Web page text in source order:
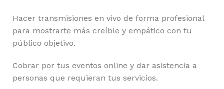
Hacer transmisiones en vivo de forma profesional
para mostrarte más creíble y empático con tu
público objetivo.
Cobrar por tus eventos online y dar asistencia a
personas que requieran tus servicios.